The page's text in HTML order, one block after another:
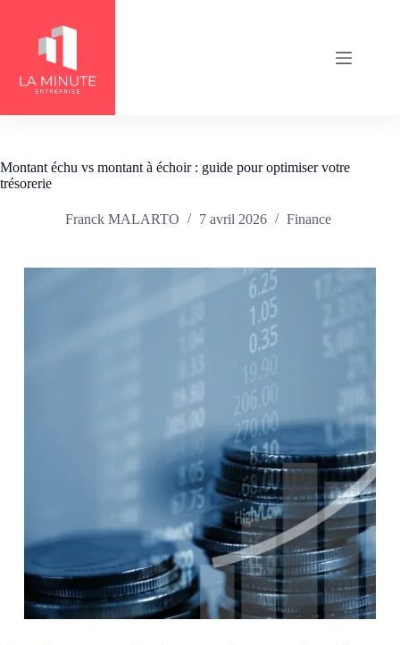
contenu
Montant échu vs montant à échoir : guide pour optimiser votre
trésorerie
Franck MALARTO 7 avril 2026 Finance